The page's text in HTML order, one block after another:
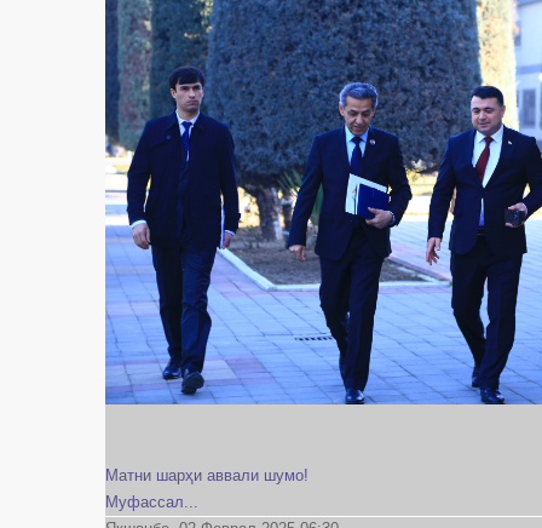
Матни шарҳи аввали шумо!
Муфассал...